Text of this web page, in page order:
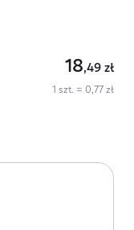
18,49 zł
1 szt. = 0,77 zł